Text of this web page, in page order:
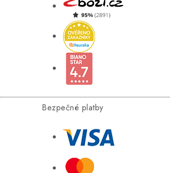
Bezpečné platby